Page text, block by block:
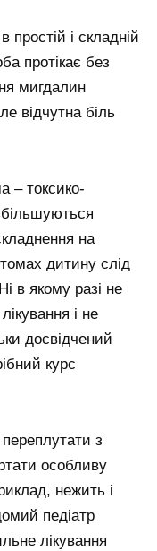
простій і складній
протікає без
мигдалин
відчутна біль
– токсико-
на
дитину слід
в якому разі не
і не
досвідчений
курс
з
особливу
нежить і
педіатр
лікування